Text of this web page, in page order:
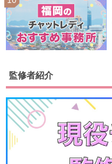
監修者紹介